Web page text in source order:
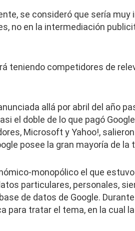
se consideró que sería muy
no en la intermediación
teniendo competidores de
allá por abril del año
el doble de lo que pagó
Microsoft y Yahoo!,
posee la gran mayoría de la
monopólico el que
particulares, personales,
de datos de Google.
para tratar el tema, en la cual